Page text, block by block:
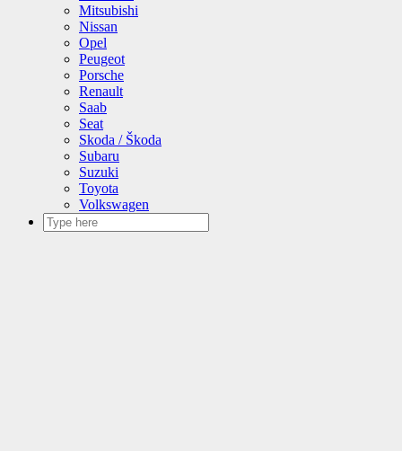
Mitsubishi
Nissan
Opel
Peugeot
Porsche
Renault
Saab
Seat
Skoda / Škoda
Subaru
Suzuki
Toyota
Volkswagen